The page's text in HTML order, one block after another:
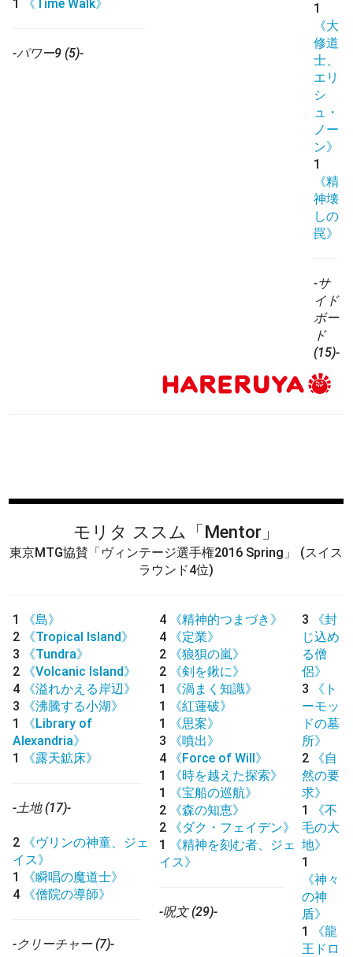
1 《Time Walk》
-パワー9 (5)-
1
《大
修道
士、
エリ
シ
ュ・
ノー
ン》
1
《精
神壊
しの
罠》
-サ
イド
ボー
ド
(15)-
モリタ ススム 「Mentor」
東京MTG協賛「ヴィンテージ選手権2016 Spring」
(スイス
ラウンド4位)
1
《島》
2
《Tropical Island》
3
《Tundra》
2
《Volcanic Island》
4
《溢れかえる岸辺》
3
《沸騰する小湖》
1
《Library of
Alexandria》
1
《露天鉱床》
-土地 (17)-
2
《ヴリンの神童、ジェ
イス》
1
《瞬唱の魔道士》
4
《僧院の導師》
-クリーチャー (7)-
4
《精神的つまづき》
4
《定業》
2
《狼狽の嵐》
2
《剣を鍬に》
1
《渦まく知識》
1
《紅蓮破》
1
《思案》
3
《噴出》
4
《Force of Will》
1
《時を越えた探索》
1
《宝船の巡航》
2
《森の知恵》
2
《ダク・フェイデン》
1
《精神を刻む者、ジェ
イス》
-呪文 (29)-
3
《封
じ込め
る僧
侶》
3
《ト
ーモッ
ドの墓
所》
2
《自
然の要
求》
1
《不
毛の大
地》
1
《神々
の神
盾》
1
《龍
王ドロ